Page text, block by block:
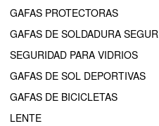
GAFAS PROTECTORAS
GAFAS DE SOLDADURA
SEGURIDAD PARA VIDRIOS
GAFAS DE SOL DEPORTIVAS
GAFAS DE BICICLETAS
LENTE